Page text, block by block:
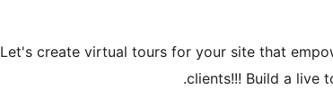
Let's create virtual tours for your site that
clients!!! Build a live